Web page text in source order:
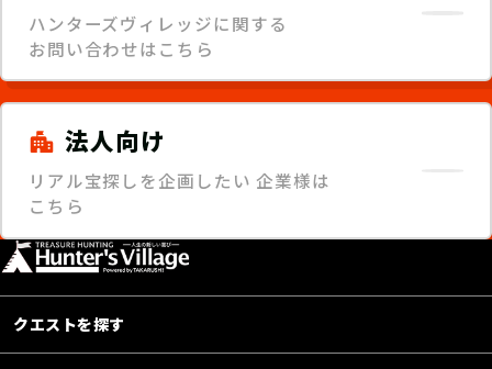
ハンターズヴィレッジに関する
お問い合わせはこちら
法人向け
リアル宝探しを企画したい 企業様は
こちら
クエストを探す